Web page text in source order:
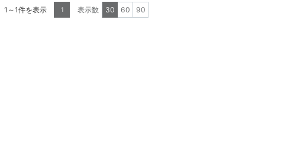
～1件を表示 1 表示数 30 60 90